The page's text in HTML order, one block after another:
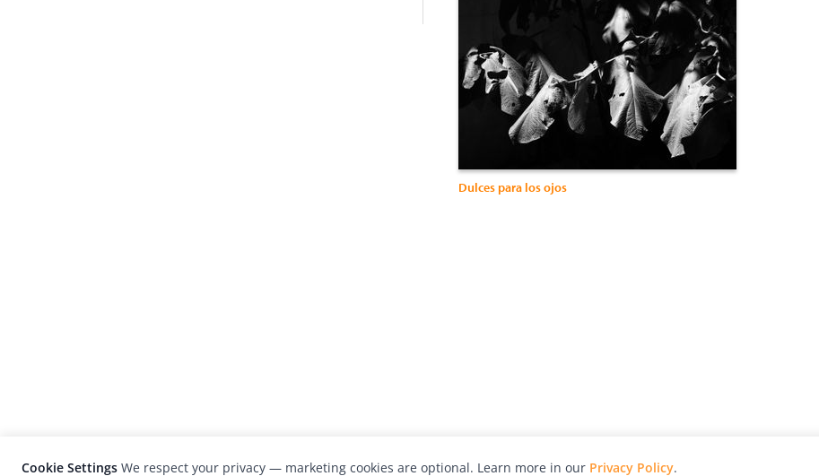
Dulces para los ojos
Cookie Settings We respect your privacy — marketing cookies are optional. Learn more in our Privacy Policy.